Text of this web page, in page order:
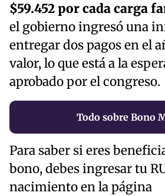
$59.452 por cada carga
el gobierno ingresó una
entregar dos pagos en el
valor, lo que está a la
aprobado por el congreso.
Todo sobre Bono
Para saber si eres
bono, debes ingresar tu
nacimiento en la página